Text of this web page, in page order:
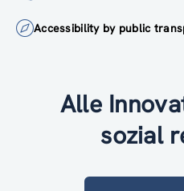
Accessibility by public
Alle
sozial